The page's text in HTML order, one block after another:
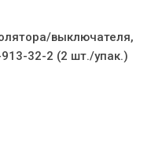
выключателя,
32-2 (2 шт./упак.)